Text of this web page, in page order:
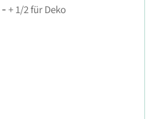
- + 1/2 für Deko